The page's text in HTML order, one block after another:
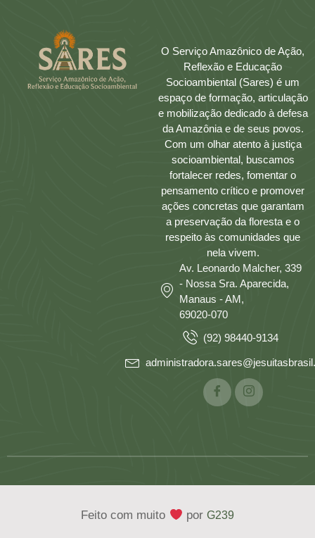
O Serviço Amazônico de Ação,
Reflexão e Educação
Socioambiental (Sares) é um
espaço de formação, articulação
e mobilização dedicado à defesa
da Amazônia e de seus povos.
Com um olhar atento à justiça
socioambiental, buscamos
fortalecer redes, fomentar o
pensamento crítico e promover
ações concretas que garantam
a preservação da floresta e o
respeito às comunidades que
nela vivem.
Av. Leonardo Malcher, 339
- Nossa Sra. Aparecida,
Manaus - AM,
69020-070
(92) 98440-9134
Feito com muito por G239